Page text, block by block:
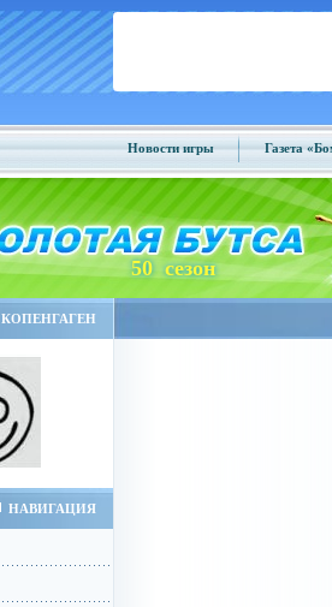
Новости игры Газета
50 сезон
КОПЕНГАГЕН
НАВИГАЦИЯ